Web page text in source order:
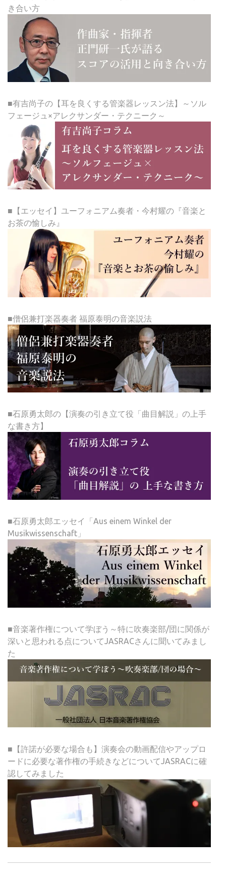
き合い方
■有吉尚子の【耳を良くする管楽器レッスン法】～ソル
フェージュ×アレクサンダー・テクニーク～
■【エッセイ】ユーフォニアム奏者・今村耀の『音楽と
お茶の愉しみ』
■僧侶兼打楽器奏者 福原泰明の音楽説法
■石原勇太郎の【演奏の引き立て役「曲目解説」の上手
な書き方】
■石原勇太郎エッセイ「Aus einem Winkel der
Musikwissenschaft」
■音楽著作権について学ぼう～特に吹奏楽部/団に関係が
深いと思われる点についてJASRACさんに聞いてみまし
た
■【許諾が必要な場合も】演奏会の動画配信やアップロ
ードに必要な著作権の手続きなどについてJASRACに確
認してみました